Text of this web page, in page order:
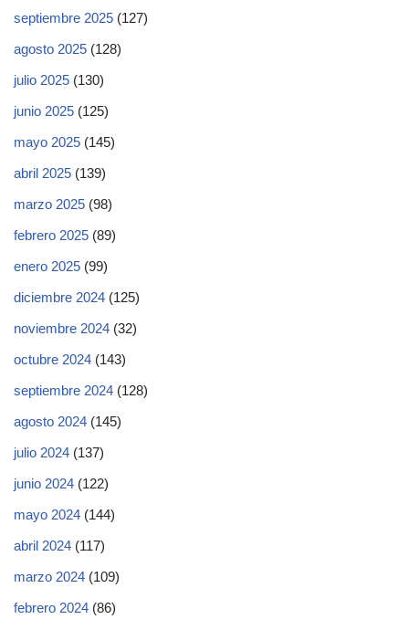
septiembre 2025 (127)
agosto 2025 (128)
julio 2025 (130)
junio 2025 (125)
mayo 2025 (145)
abril 2025 (139)
marzo 2025 (98)
febrero 2025 (89)
enero 2025 (99)
diciembre 2024 (125)
noviembre 2024 (32)
octubre 2024 (143)
septiembre 2024 (128)
agosto 2024 (145)
julio 2024 (137)
junio 2024 (122)
mayo 2024 (144)
abril 2024 (117)
marzo 2024 (109)
febrero 2024 (86)